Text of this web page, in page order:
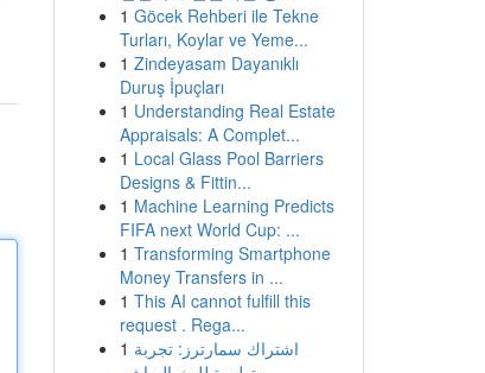
1 Göcek Rehberi ile Tekne
Turları, Koylar ve Yeme...
1 Zindeyasam Dayanıklı
Duruş İpuçları
1 Understanding Real Estate
Appraisals: A Complet...
1 Local Glass Pool Barriers
Designs & Fittin...
1 Machine Learning Predicts
FIFA next World Cup: ...
1 Transforming Smartphone
Money Transfers in ...
1 This AI cannot fulfill this
request . Rega...
1 اشتراك سمارترز: تجربة